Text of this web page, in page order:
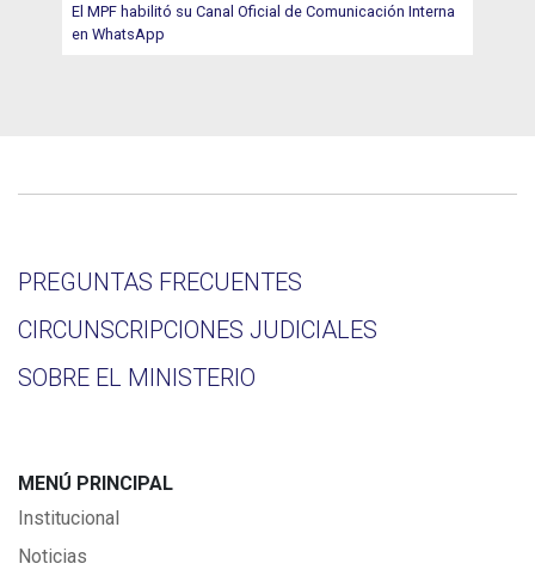
El MPF habilitó su Canal Oficial de Comunicación Interna
en WhatsApp
PREGUNTAS FRECUENTES
CIRCUNSCRIPCIONES JUDICIALES
SOBRE EL MINISTERIO
MENÚ PRINCIPAL
Institucional
Noticias